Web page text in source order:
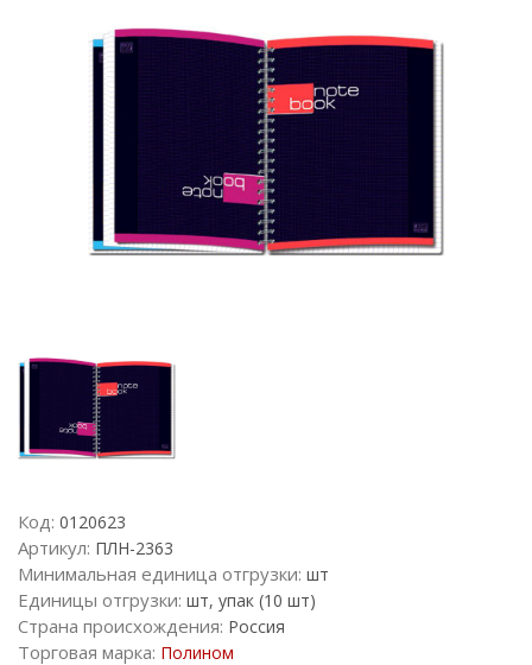
Код: 0120623
Артикул: ПЛН-2363
Минимальная единица отгрузки: шт
Единицы отгрузки: шт, упак (10 шт)
Страна происхождения: Россия
Торговая марка: Полином